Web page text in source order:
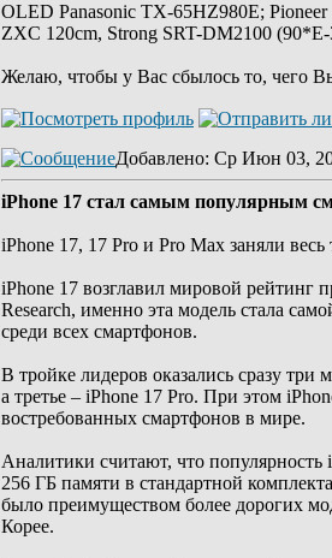
OLED Panasonic TX-65HZ980E;
ZXC 120cm, Strong SRT-DM2100
Желаю, чтобы у Вас сбылось то, чего
Добавлено: Ср Июн 03,
iPhone 17 стал самым популярным
iPhone 17, 17 Pro и Pro Max заняли
iPhone 17 возглавил мировой рейтинг
Research, именно эта модель стала
среди всех смартфонов.
В тройке лидеров оказались сразу три
а третье – iPhone 17 Pro. При этом
востребованных смартфонов в мире.
Аналитики считают, что популярность
256 ГБ памяти в стандартной
было преимуществом более дорогих
Корее.